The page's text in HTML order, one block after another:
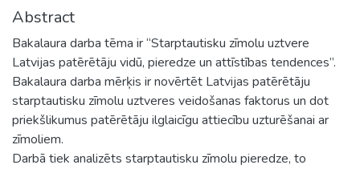
Abstract
Bakalaura darba tēma ir “Starptautisku zīmolu uztvere
Latvijas patērētāju vidū, pieredze un attīstības tendences”.
Bakalaura darba mērķis ir novērtēt Latvijas patērētāju
starptautisku zīmolu uztveres veidošanas faktorus un dot
priekšlikumus patērētāju ilglaicīgu attiecību uzturēšanai ar
zīmoliem.
Darbā tiek analizēts starptautisku zīmolu pieredze, to